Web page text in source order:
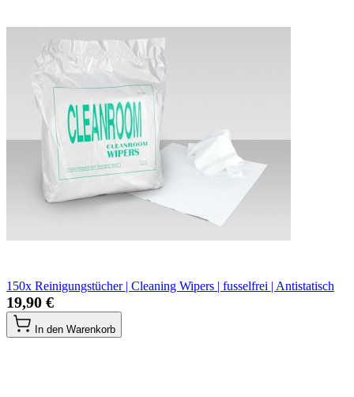
150x Reinigungstücher | Cleaning Wipers | fusselfrei | Antistatisch
19,90 €
In den Warenkorb